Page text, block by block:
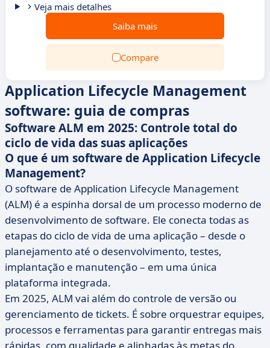
Veja mais detalhes
Saiba mais
Compare
Application Lifecycle Management
software: guia de compras
Software ALM em 2025: Controle total do
ciclo de vida das suas aplicações
O que é um software de Application Lifecycle
Management?
O software de Application Lifecycle Management
(ALM) é a espinha dorsal de um processo moderno de
desenvolvimento de software. Ele conecta todas as
etapas do ciclo de vida de uma aplicação – desde o
planejamento até o desenvolvimento, testes,
implantação e manutenção – em uma única
plataforma integrada.
Em 2025, ALM vai além do controle de versão ou
gerenciamento de tickets. É sobre orquestrar equipes,
processos e ferramentas para garantir entregas mais